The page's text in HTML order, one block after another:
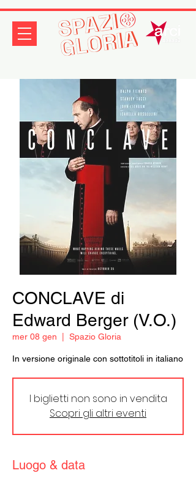
CONCLAVE di
Edward Berger (V.O.)
mer 08 gen Spazio Gloria
In versione originale con sottotitoli in italiano
I biglietti non sono in vendita
Scopri gli altri eventi
Luogo & data